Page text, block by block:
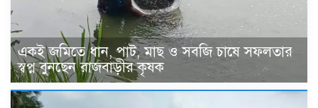
একই জমিতে ধান, পাট, মাছ ও সবজি চাষে সফলতার
স্বপ্ন বুনছেন রাজবাড়ীর কৃষক